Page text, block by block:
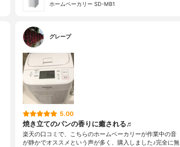
ホームベーカリー SD-MB1
グレープ
5.00
焼き立てのパンの香りに癒される♬
楽天の口コミで、こちらのホームベーカリーが作業中の音
が静かでオススメという声が多く、購入しました♪完全に無